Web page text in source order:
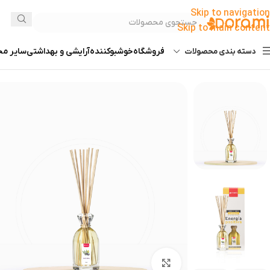
Skip to navigation
Skip to main content
دسته بندی محصولات فروشگاهخوشبوکنندهآرایشی و بهداشتیسایر
بزرگنمایی تصویر